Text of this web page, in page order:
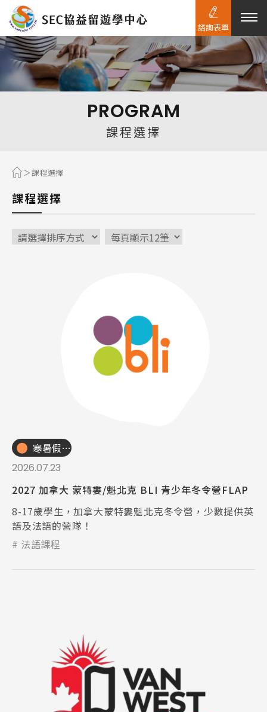
熱門搜尋：
PROGRAM
課程選擇
課程選擇
課程選擇
寒暑假遊學團
2026.07.23
2027 加拿大 蒙特婁/魁北克 BLI 青少年冬令營FLAP
8-17歲學生，加拿大蒙特婁魁北克冬令營，少數提供英
語及法語的營隊！
法語課程
諮詢表單